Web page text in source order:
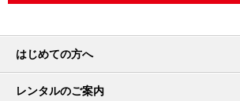
はじめての方へ
レンタルのご案内